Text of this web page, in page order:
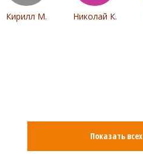
Кирилл М. Николай К.
Показать всех